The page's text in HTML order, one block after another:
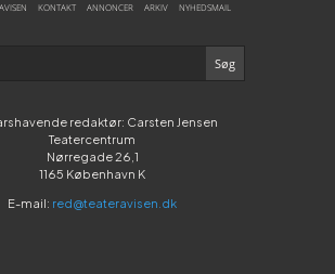
KONTAKT ANNONCER ARKIV NYHEDSMAIL
redaktør: Carsten Jensen
Teatercentrum
Nørregade 26,1
1165 København K
E-mail: red@teateravisen.dk